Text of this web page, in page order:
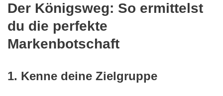
Der Königsweg: So ermittelst
du die perfekte
Markenbotschaft
1. Kenne deine Zielgruppe